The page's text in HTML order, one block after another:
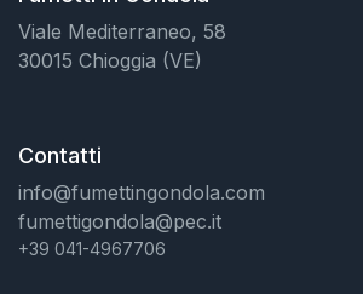
Viale Mediterraneo, 58
30015 Chioggia (VE)
Contatti
info@fumettingondola.com
fumettigondola@pec.it
+39 041-4967706